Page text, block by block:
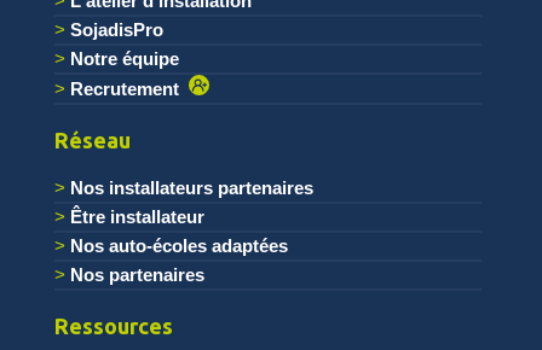
SojadisPro
Notre équipe
Recrutement
Réseau
Nos installateurs partenaires
Être installateur
Nos auto-écoles adaptées
Nos partenaires
Ressources